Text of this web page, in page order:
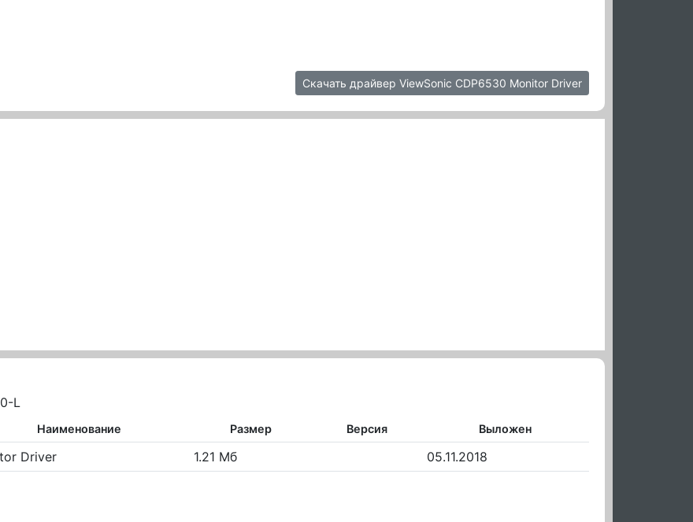
Скачать драйвер ViewSonic CDP6530 Monitor Driver
L
Наименование Размер Версия Выложен
Driver 1.21 Мб 05.11.2018